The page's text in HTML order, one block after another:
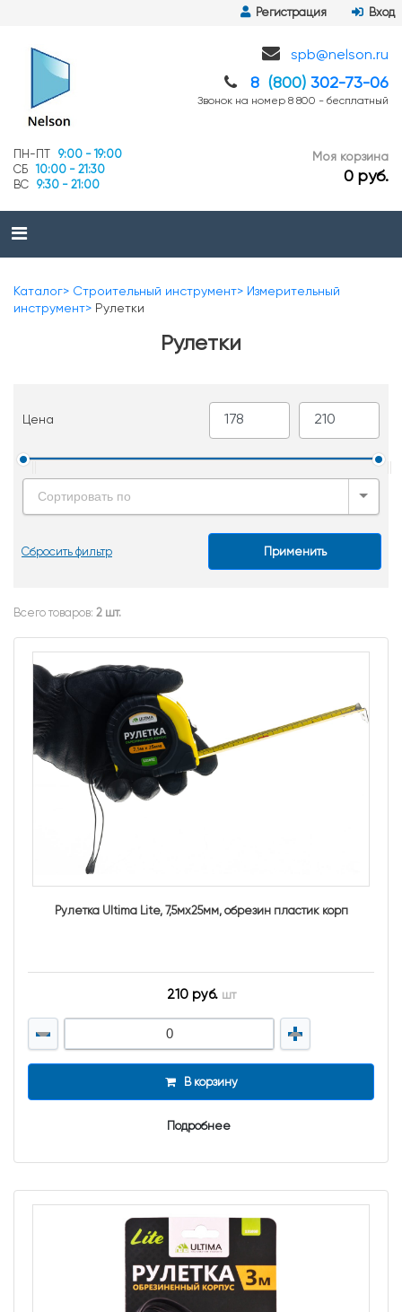
Регистрация Вход
spb@nelson.ru
8 (800) 302-73-06
Звонок на номер 8 800 - бесплатный
ПН-ПТ
9:00 - 19:00
СБ
10:00 - 21:30
ВС
9:30 - 21:00
Моя корзина
0 руб.
Каталог Строительный инструмент
Измерительный
инструмент
Рулетки
Рулетки
Цена
Сортировать по
Сбросить фильтр Применить
Всего товаров: 2 шт.
Рулетка Ultima Lite, 7,5мх25мм, обрезин пластик корп
210 руб. шт
В корзину
Подробнее